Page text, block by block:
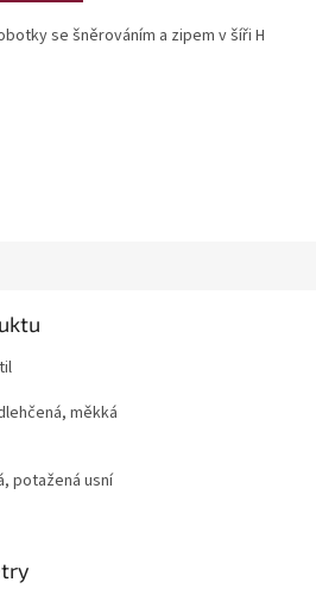
se šněrováním a zipem v šíři H
měkká
potažená usní